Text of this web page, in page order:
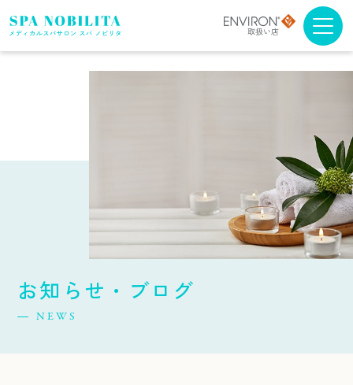
メニュー・料金
スパノビリタについて
取扱商品について
お知らせ・ブログ
NEWS